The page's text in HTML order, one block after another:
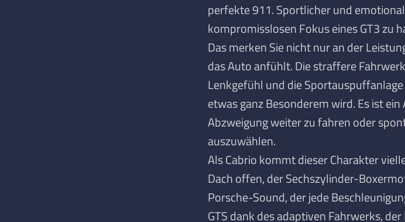
perfekte 911. Sportlicher und
kompromisslosen Fokus eines GT3 zu
Das merken Sie nicht nur an der
das Auto anfühlt. Die straffere
Lenkgefühl und die
etwas ganz Besonderem wird. Es ist
Abzweigung weiter zu fahren oder
auszuwählen.
Als Cabrio kommt dieser Charakter
Dach offen, der Sechszylinder-
Porsche-Sound, der jede
GTS dank des adaptiven Fahrwerks,